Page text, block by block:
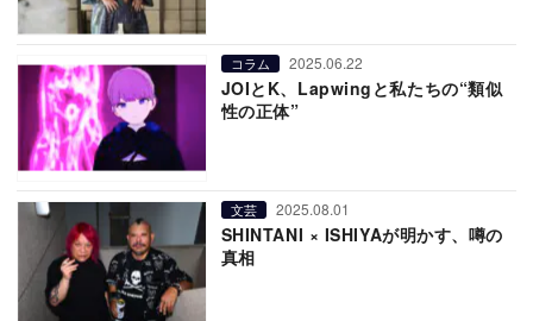
コラム 2025.06.22
JOIとK、Lapwingと私たちの“類似
性の正体”
文芸 2025.08.01
SHINTANI × ISHIYAが明かす、噂の
真相